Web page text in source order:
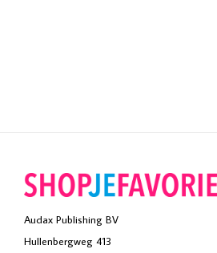
Audax Publishing BV
Hullenbergweg 413